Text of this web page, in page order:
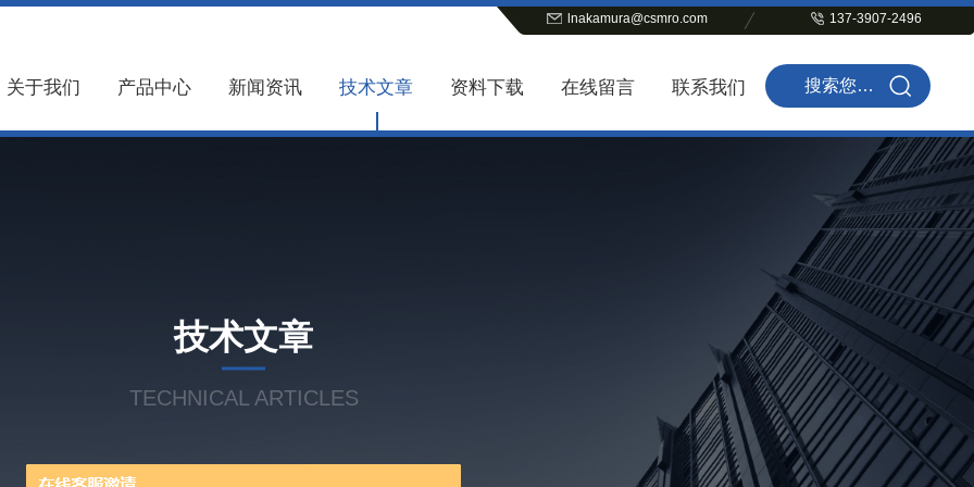
lnakamura@csmro.com 137-3907-2496
关于我们 产品中心 新闻资讯 技术文章 资料下载 在线留言 联系我们
技术文章
TECHNICAL ARTICLES